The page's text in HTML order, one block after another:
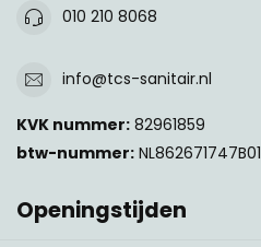
010 210 8068
info@tcs-sanitair.nl
KVK nummer: 82961859
btw-nummer: NL862671747B01
Openingstijden